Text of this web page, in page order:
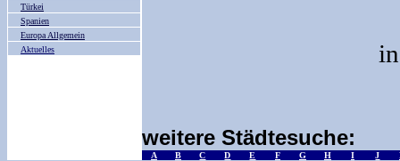
Türkei
Spanien
Europa Allgemein
Aktuelles
weitere Städtesuche:
A B C D E F G H I J